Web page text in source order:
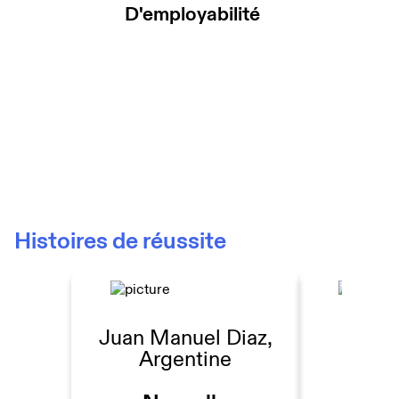
D'employabilité
Histoires de réussite
Juan Manuel Diaz,
Argentine